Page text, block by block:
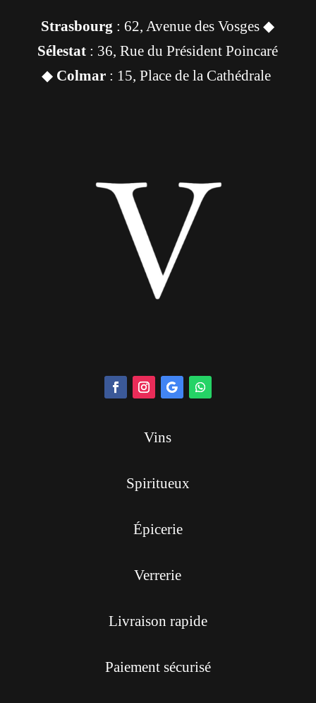
Strasbourg : 62, Avenue des Vosges ◆
Sélestat : 36, Rue du Président Poincaré
◆ Colmar: 15, Place de la Cathédrale
Vins
Spiritueux
Épicerie
Verrerie
Livraison rapide
Paiement sécurisé